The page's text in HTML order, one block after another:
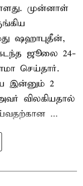
முன்னாள்
ஷஹாபுதீன்,
ஜூலை 24-
செய்தார்.
இன்னும் 2
விலகியதால்
...